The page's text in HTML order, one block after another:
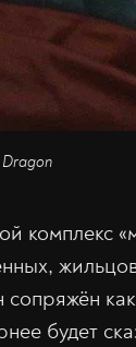
Dragon
комплекс
сопряжён
будет